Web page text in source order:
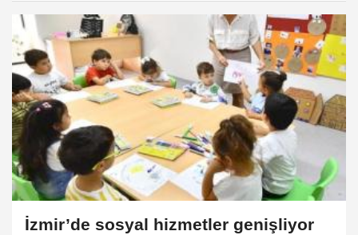
İzmir’de sosyal hizmetler genişliyor